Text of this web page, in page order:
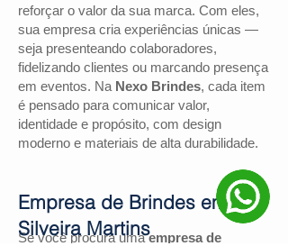
reforçar o valor da sua marca. Com eles,
sua empresa cria experiências únicas —
seja presenteando colaboradores,
fidelizando clientes ou marcando presença
em eventos. Na Nexo Brindes, cada item
é pensado para comunicar valor,
identidade e propósito, com design
moderno e materiais de alta durabilidade.
Se você procura umaempresa de
Empresa de Brindes em
Silveira Martins